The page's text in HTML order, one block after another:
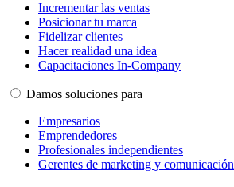
Incrementar las ventas
Posicionar tu marca
Fidelizar clientes
Hacer realidad una idea
Capacitaciones In-Company
Damos soluciones para
Empresarios
Emprendedores
Profesionales independientes
Gerentes de marketing y comunicación